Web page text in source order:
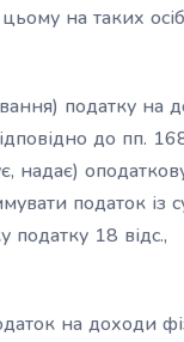
на таких
податку на
до пп.
надає)
податок із
податку 18 відс.,
на доходи